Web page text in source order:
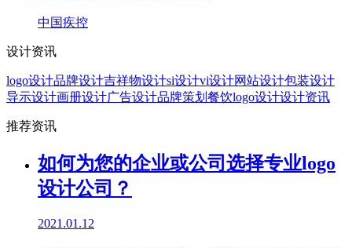
中国疾控
设计资讯
logo设计品牌设计吉祥物设计si设计vi设计网站设计包装设计
导示设计画册设计广告设计品牌策划 餐饮logo设计设计资讯
推荐资讯
如何为您的企业或公司选择专业logo
设计公司？
2021.01.12